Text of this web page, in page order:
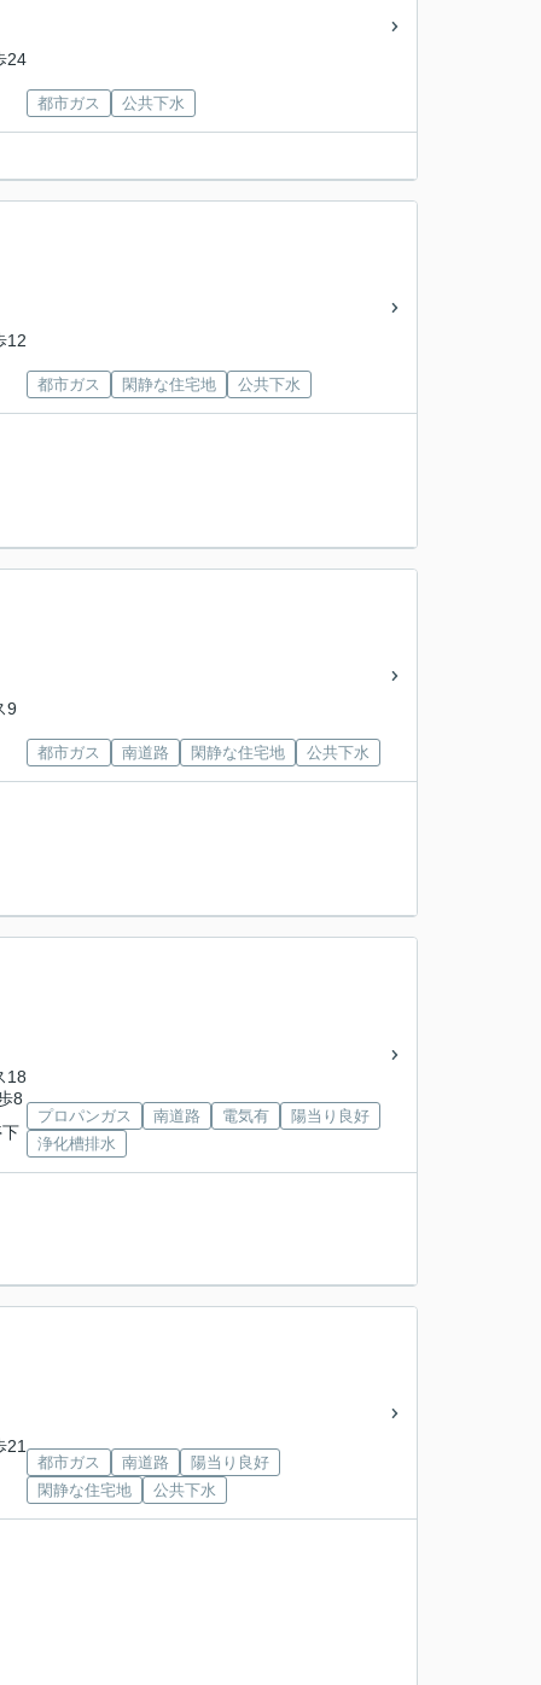
24
都市ガス 公共下水
12
都市ガス 閑静な住宅地 公共下水
9
都市ガス 南道路 閑静な住宅地 公共下水
18
8
プロパンガス 南道路 電気有
陽当り良好
浄化槽排水
21
都市ガス 南道路
陽当り良好
閑静な住宅地
公共下水